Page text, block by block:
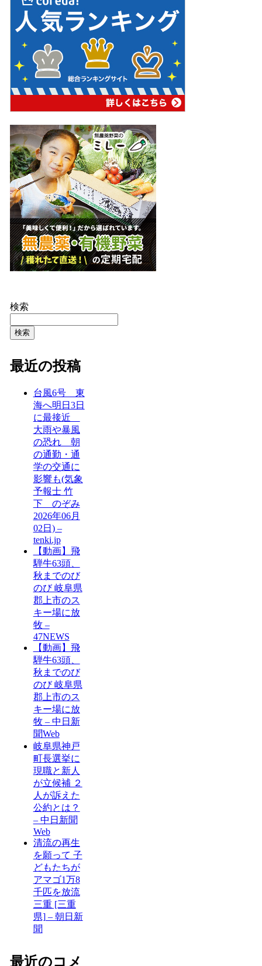
検索
検索
最近の投稿
台風6号 東
海へ明日3日
に最接近
大雨や暴風
の恐れ 朝
の通勤・通
学の交通に
影響も(気象
予報士 竹
下 のぞみ
2026年06月
02日) –
tenki.jp
【動画】飛
騨牛63頭、
秋までのび
のび 岐阜県
郡上市のス
キー場に放
牧 –
47NEWS
【動画】飛
騨牛63頭、
秋までのび
のび 岐阜県
郡上市のス
キー場に放
牧 – 中日新
聞Web
岐阜県神戸
町長選挙に
現職と新人
が立候補 ２
人が訴えた
公約とは？
– 中日新聞
Web
清流の再生
を願って 子
どもたちが
アマゴ1万8
千匹を放流
三重 [三重
県] – 朝日新
聞
最近のコメ